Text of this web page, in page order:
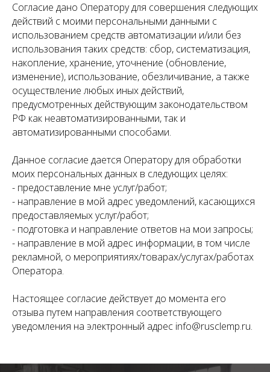
Согласие дано Оператору для совершения следующих
действий с моими персональными данными с
использованием средств автоматизации и/или без
использования таких средств: сбор, систематизация,
накопление, хранение, уточнение (обновление,
изменение), использование, обезличивание, а также
осуществление любых иных действий,
предусмотренных действующим законодательством
РФ как неавтоматизированными, так и
автоматизированными способами.
Данное согласие дается Оператору для обработки
моих персональных данных в следующих целях:
- предоставление мне услуг/работ;
- направление в мой адрес уведомлений, касающихся
предоставляемых услуг/работ;
- подготовка и направление ответов на мои запросы;
- направление в мой адрес информации, в том числе
рекламной, о мероприятиях/товарах/услугах/работах
Оператора.
Настоящее согласие действует до момента его
отзыва путем направления соответствующего
уведомления на электронный адрес info@rusclemp.ru.